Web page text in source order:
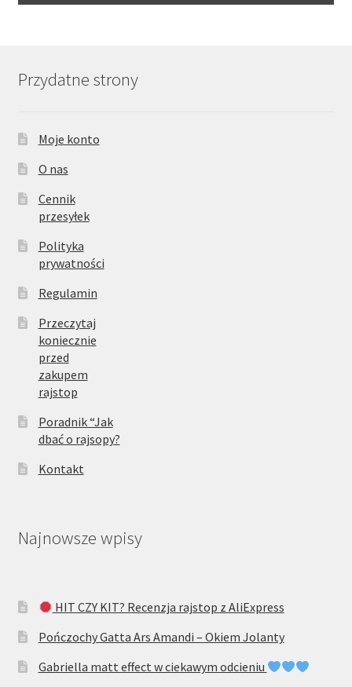
Przydatne strony
Moje konto
O nas
Cennik
przesyłek
Polityka
prywatności
Regulamin
Przeczytaj
koniecznie
przed
zakupem
rajstop
Poradnik “Jak
dbać o rajsopy?
Kontakt
Najnowsze wpisy
HIT CZY KIT? Recenzja rajstop z AliExpress
Pończochy Gatta Ars Amandi – Okiem Jolanty
Gabriella matt effect w ciekawym odcieniu